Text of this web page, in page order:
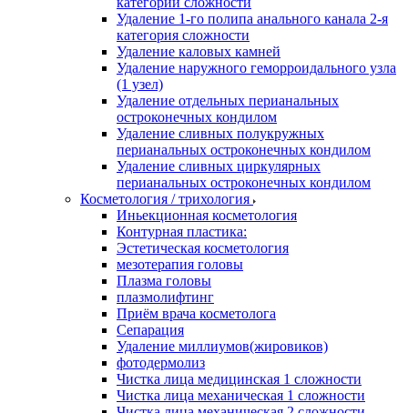
Удаление 1-го полипа анального канала 2-я
категория сложности
Удаление каловых камней
Удаление наружного геморроидального узла
(1 узел)
Удаление отдельных перианальных
остроконечных кондилом
Удаление сливных полукружных
перианальных остроконечных кондилом
Удаление сливных циркулярных
перианальных остроконечных кондилом
Косметология / трихология
Иньекционная косметология
Контурная пластика:
Эстетическая косметология
мезотерапия головы
Плазма головы
плазмолифтинг
Приём врача косметолога
Сепарация
Удаление миллиумов(жировиков)
фотодермолиз
Чистка лица медицинская 1 сложности
Чистка лица механическая 1 сложности